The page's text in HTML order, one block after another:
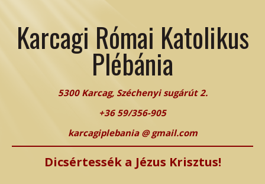
Karcagi Római Katolikus
Plébánia
5300 Karcag, Széchenyi sugárút 2.
+36 59/356-905
karcagiplebania @ gmail.com
Dicsértessék a Jézus Krisztus!